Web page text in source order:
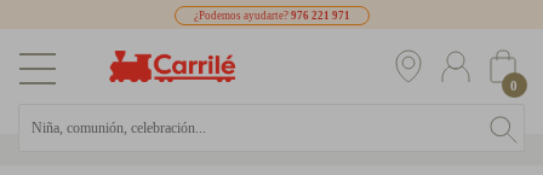
¿Podemos ayudarte? 976 221 971
0